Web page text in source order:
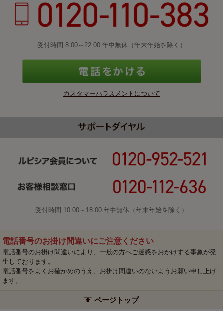
受付時間 8:00～22:00 年中無休（年末年始を除く）
カスタマーハラスメントについて
受付時間 10:00～18:00 年中無休（年末年始を除く）
電話番号のお掛け間違いにご注意ください
電話番号のお掛け間違いにより、一般の方へご迷惑をおかけする事象が発
生しております。
電話番号をよくお確かめのうえ、お掛け間違いのないようお願い申し上げ
ます。
ページトップ